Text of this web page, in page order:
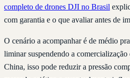
completo de drones DJI no Brasil
com garantia e o que avaliar antes de
O cenário a acompanhar é de médio
liminar suspendendo a
China, isso pode reduzir a pressão